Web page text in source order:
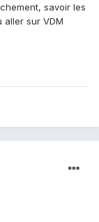
savoir les
sur VDM